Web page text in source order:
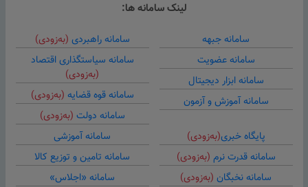
لینک سامانه ها:
سامانه جبهه
سامانه عضویت
سامانه ابزار دیجیتال
سامانه آموزش و آزمون
سامانه راهبردی (به‌زودی)
سامانه سیاستگذاری اقتصاد
(به‌زودی)
سامانه قوه قضایه (به‌زودی)
سامانه دولت (به‌زودی)
پایگاه خبری(به‌زودی)
سامانه قدرت نرم (به‌زودی)
سامانه نخبگان (به‌زودی)
سامانه آموزشی
سامانه تامین و توزیع کالا
سامانه «اجلاس»